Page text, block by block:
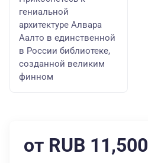
гениальной
архитектуре Алвара
Аалто в единственной
в России библиотеке,
созданной великим
финном
от RUB 11,500